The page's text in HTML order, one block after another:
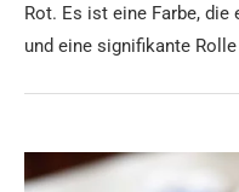
Rot. Es ist eine Farbe,
und eine signifikante